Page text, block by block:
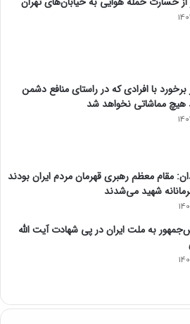
برخورد با افرادی که در راستای منافع دشمن
هیچ مماشاتی نخواهد شد
مقام معظم رهبری قهرمان مردم ایران بودند
شهید می‌شدند
به ملت ایران در پی شهادت آیت الله